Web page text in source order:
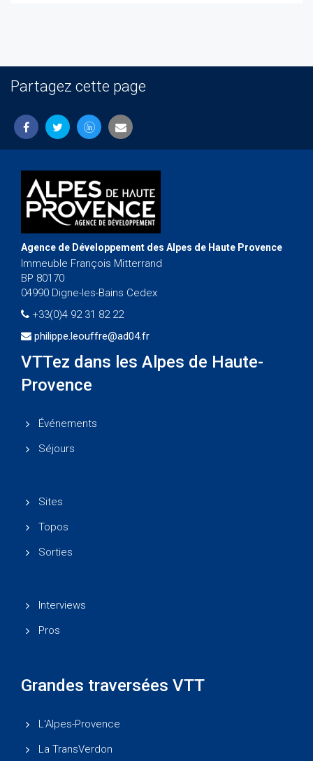
Partagez cette page
Agence de Développement des Alpes de Haute Provence
Immeuble François Mitterrand
BP 80170
04990 Digne-les-Bains Cedex
+33(0)4 92 31 82 22
philippe.leouffre@ad04.fr
VTTez dans les Alpes de Haute-
Provence
Événements
Séjours
Sites
Topos
Sorties
Interviews
Pros
Grandes traversées VTT
L'Alpes-Provence
La TransVerdon